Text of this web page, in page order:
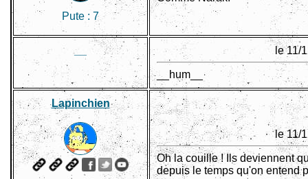
Pute : 7
__ le 11/
__hum__
Lapinchien
le 11/
Oh la couille ! Ils deviennent
depuis le temps qu'on entend